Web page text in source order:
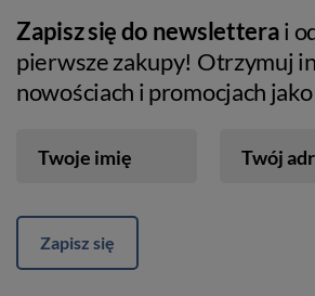
Zapisz się do newsletterai
pierwsze zakupy! Otrzymuj
nowościach i promocjach
Twoje imię Twój
Zapisz się